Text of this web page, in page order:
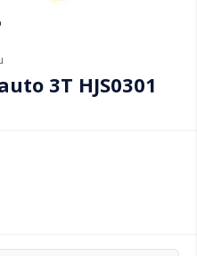
3T HJS0301